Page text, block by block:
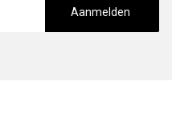
Aanmelden